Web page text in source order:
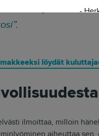
ostanut ja mikä on
löydät
ilmoittaa, milloin
-